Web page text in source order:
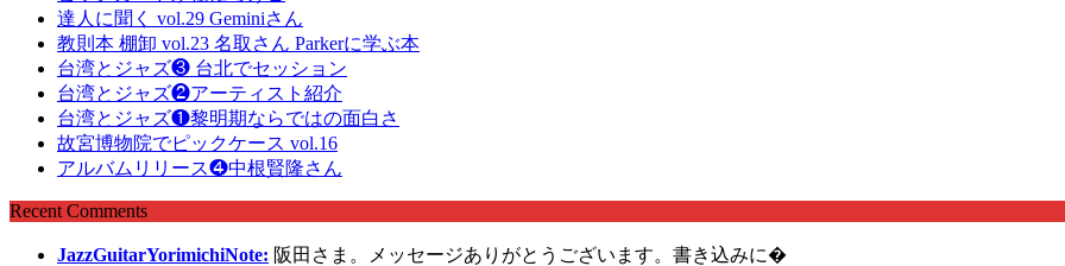
達人に聞く vol.29 Geminiさん
教則本 棚卸 vol.23 名取さん Parkerに学ぶ本
台湾とジャズ❸ 台北でセッション
台湾とジャズ❷アーティスト紹介
台湾とジャズ❶黎明期ならではの面白さ
故宮博物院でピックケース vol.16
アルバムリリース❹中根賢隆さん
Recent Comments
JazzGuitarYorimichiNote: 阪田さま。メッセージありがとうございます。書き込みに�